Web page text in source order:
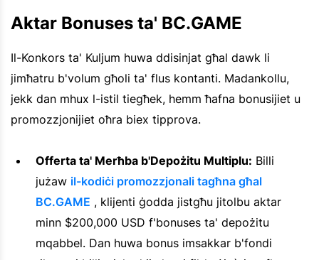
Aktar Bonuses ta' BC.GAME
Il-Konkors ta' Kuljum huwa ddisinjat għal dawk li
jimħatru b'volum għoli ta' flus kontanti. Madankollu,
jekk dan mhux l-istil tiegħek, hemm ħafna bonusijiet u
promozzjonijiet oħra biex tipprova.
Offerta ta' Merħba b'Depożitu Multiplu: Billi
jużaw il-kodiċi promozzjonali tagħna għal
BC.GAME , klijenti ġodda jistgħu jitolbu aktar
minn $200,000 USD f'bonuses ta' depożitu
mqabbel. Dan huwa bonus imsakkar b'fondi